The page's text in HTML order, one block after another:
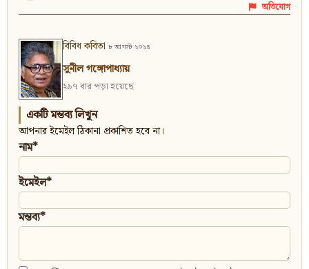
অভিযোগ
বিবিধ কবিতা ৮ আগস্ট ২০২৪
সুনীল গঙ্গোপাধ্যায়
২৯৭ বার পড়া হয়েছে
একটি মন্তব্য লিখুন
আপনার ইমেইল ঠিকানা প্রকাশিত হবে না।
নাম*
ইমেইল*
মন্তব্য*